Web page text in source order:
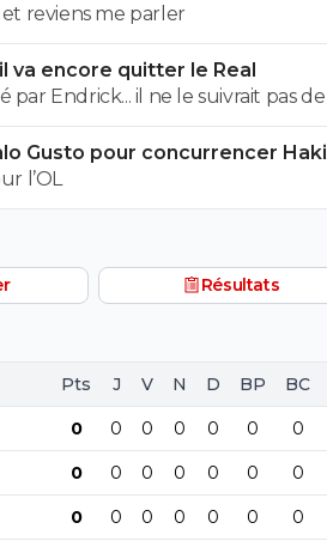
reviens me parler
va encore quitter le Real
par Endrick... il ne le suivrait pas
Gusto pour concurrencer
l’OL
Résultats
Pts J V N D BP BC
0 0 0 0 0 0 0
0 0 0 0 0 0 0
0 0 0 0 0 0 0